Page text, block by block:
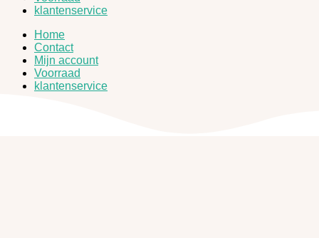
klantenservice
Home
Contact
Mijn account
Voorraad
klantenservice